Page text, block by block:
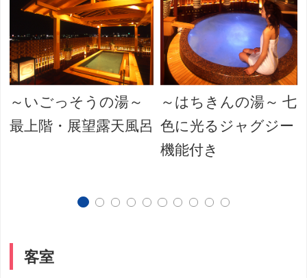
～いごっそうの湯～
最上階・展望露天風呂
～はちきんの湯～ 七
色に光るジャグジー
機能付き
客室